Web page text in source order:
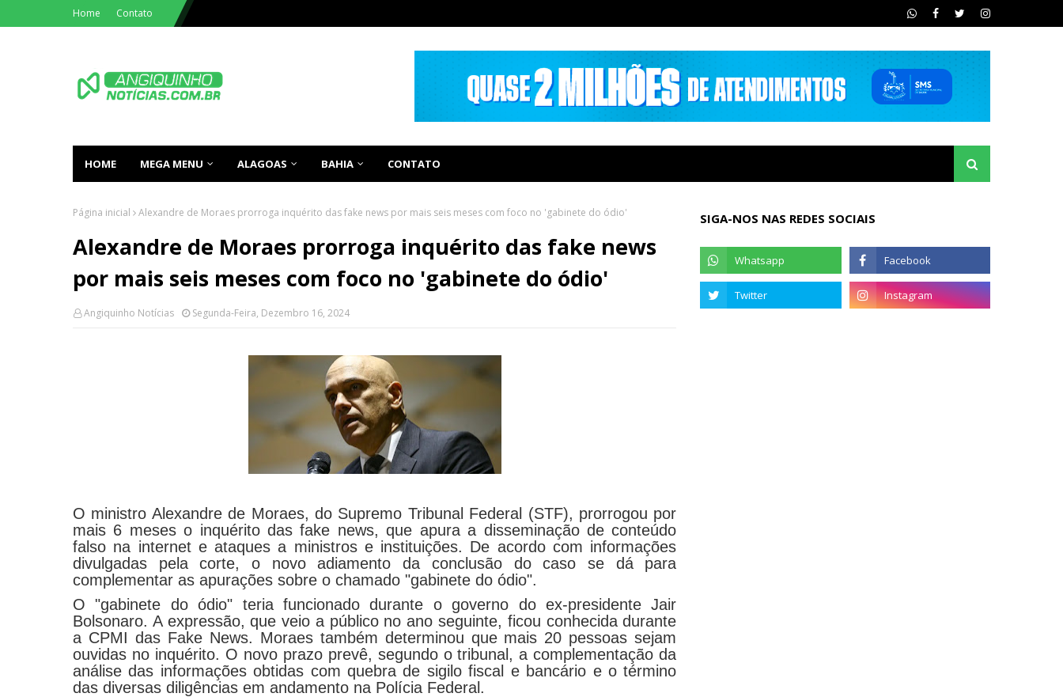
Home Contato
HOME MEGA MENU ALAGOAS BAHIA CONTATO
Página inicial Alexandre de Moraes prorroga inquérito das fake news por mais seis meses com foco no 'gabinete do ódio'
Alexandre de Moraes prorroga inquérito das fake news
por mais seis meses com foco no 'gabinete do ódio'
Angiquinho Notícias Segunda-Feira, Dezembro 16, 2024
O ministro Alexandre de Moraes, do Supremo Tribunal Federal (STF), prorrogou por
mais 6 meses o inquérito das fake news, que apura a disseminação de conteúdo
falso na internet e ataques a ministros e instituições. De acordo com informações
divulgadas pela corte, o novo adiamento da conclusão do caso se dá para
complementar as apurações sobre o chamado "gabinete do ódio".
O "gabinete do ódio" teria funcionado durante o governo do ex-presidente Jair
Bolsonaro. A expressão, que veio a público no ano seguinte, ficou conhecida durante
a CPMI das Fake News. Moraes também determinou que mais 20 pessoas sejam
ouvidas no inquérito. O novo prazo prevê, segundo o tribunal, a complementação da
análise das informações obtidas com quebra de sigilo fiscal e bancário e o término
das diversas diligências em andamento na Polícia Federal.
SIGA-NOS NAS REDES SOCIAIS